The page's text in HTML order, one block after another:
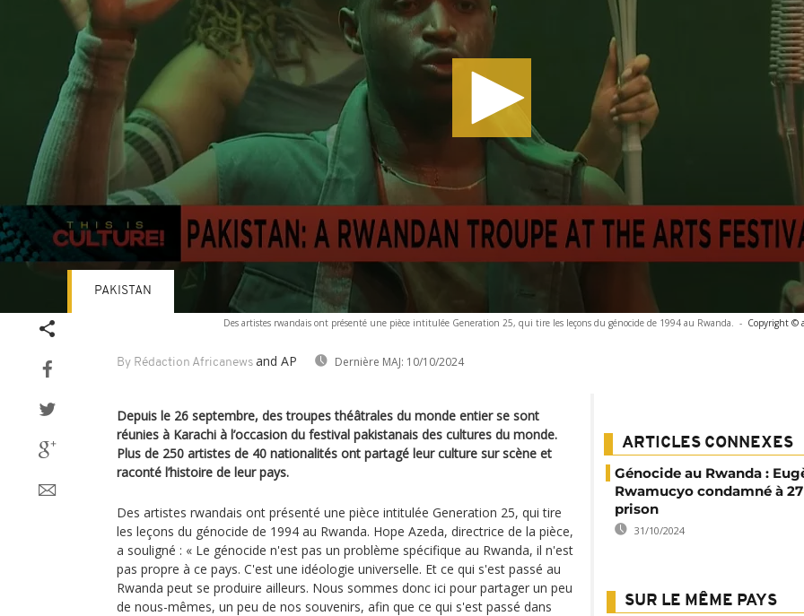
Des artistes rwandais ont présenté une pièce intitulée Generation 25, qui tire les leçons du génocide de 1994 au Rwanda. - Copyright ©
By Rédaction Africanews and AP Dernière MAJ: 10/10/2024
PAKISTAN
Depuis le 26 septembre, des troupes théâtrales du monde entier se sont
réunies à Karachi à l’occasion du festival pakistanais des cultures du monde.
Plus de 250 artistes de 40 nationalités ont partagé leur culture sur scène et
raconté l’histoire de leur pays.
Des artistes rwandais ont présenté une pièce intitulée Generation 25, qui tire
les leçons du génocide de 1994 au Rwanda. Hope Azeda, directrice de la pièce,
a souligné : « Le génocide n'est pas un problème spécifique au Rwanda, il n'est
pas propre à ce pays. C'est une idéologie universelle. Et ce qui s'est passé au
Rwanda peut se produire ailleurs. Nous sommes donc ici pour partager un peu
de nous-mêmes, un peu de nos souvenirs, afin que ce qui s'est passé dans
ARTICLES CONNEXES
Génocide au Rwanda :
Rwamucyo condamné à
prison
31/10/2024
SUR LE MÊME PAYS